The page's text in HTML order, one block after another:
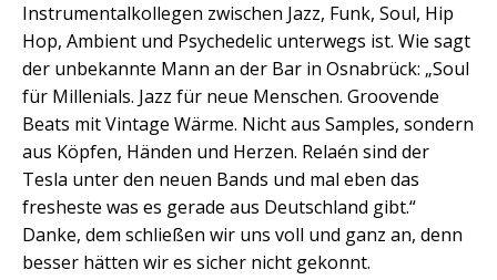
Instrumentalkollegen zwischen Jazz, Funk, Soul, Hip
Hop, Ambient und Psychedelic unterwegs ist. Wie sagt
der unbekannte Mann an der Bar in Osnabrück: „Soul
für Millenials. Jazz für neue Menschen. Groovende
Beats mit Vintage Wärme. Nicht aus Samples, sondern
aus Köpfen, Händen und Herzen. Relaén sind der
Tesla unter den neuen Bands und mal eben das
fresheste was es gerade aus Deutschland gibt.“
Danke, dem schließen wir uns voll und ganz an, denn
besser hätten wir es sicher nicht gekonnt.